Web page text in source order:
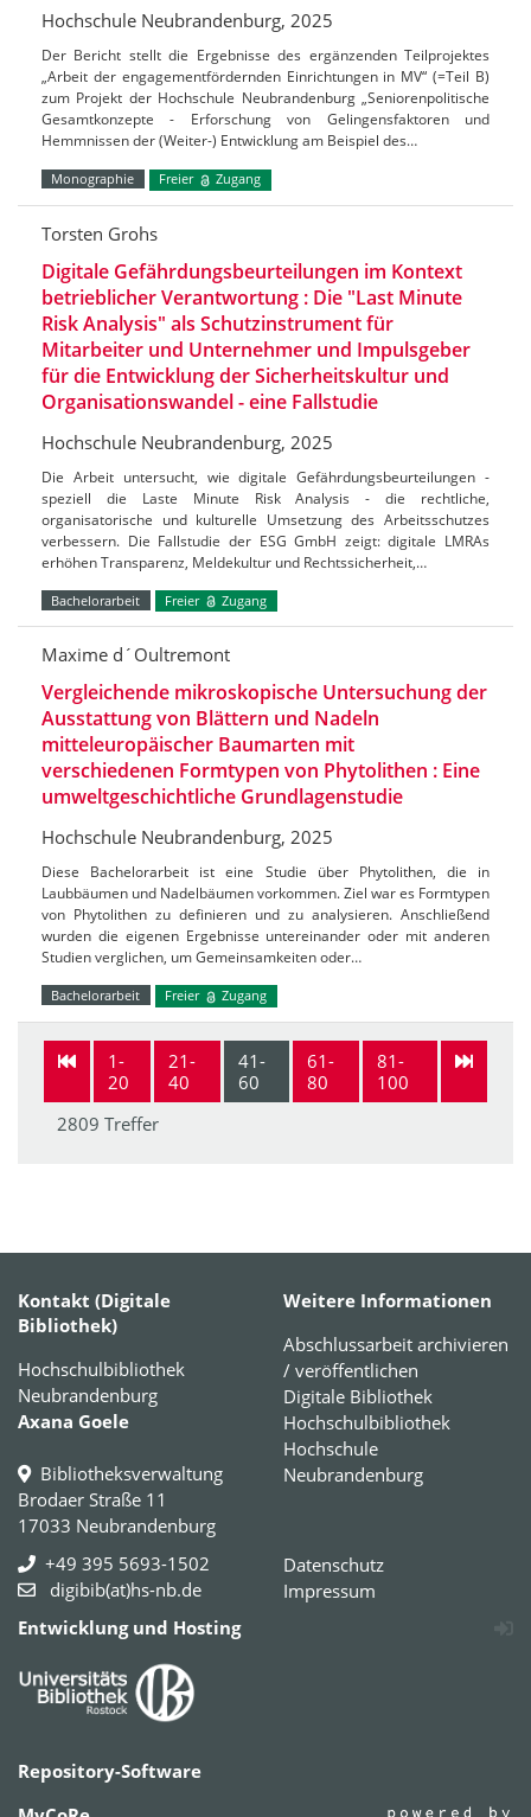
Hochschule Neubrandenburg, 2025
Der Bericht stellt die Ergebnisse des ergänzenden Teilprojektes
„Arbeit der engagementfördernden Einrichtungen in MV“ (=Teil B)
zum Projekt der Hochschule Neubrandenburg „Seniorenpolitische
Gesamtkonzepte - Erforschung von Gelingensfaktoren und
Hemmnissen der (Weiter-) Entwicklung am Beispiel des…
Monographie Freier Zugang
Torsten Grohs
Digitale Gefährdungsbeurteilungen im Kontext
betrieblicher Verantwortung : Die "Last Minute
Risk Analysis" als Schutzinstrument für
Mitarbeiter und Unternehmer und Impulsgeber
für die Entwicklung der Sicherheitskultur und
Organisationswandel - eine Fallstudie
Hochschule Neubrandenburg, 2025
Die Arbeit untersucht, wie digitale Gefährdungsbeurteilungen -
speziell die Laste Minute Risk Analysis - die rechtliche,
organisatorische und kulturelle Umsetzung des Arbeitsschutzes
verbessern. Die Fallstudie der ESG GmbH zeigt: digitale LMRAs
erhöhen Transparenz, Meldekultur und Rechtssicherheit,…
Bachelorarbeit Freier Zugang
Maxime d´Oultremont
Vergleichende mikroskopische Untersuchung der
Ausstattung von Blättern und Nadeln
mitteleuropäischer Baumarten mit
verschiedenen Formtypen von Phytolithen : Eine
umweltgeschichtliche Grundlagenstudie
Hochschule Neubrandenburg, 2025
Diese Bachelorarbeit ist eine Studie über Phytolithen, die in
Laubbäumen und Nadelbäumen vorkommen. Ziel war es Formtypen
von Phytolithen zu definieren und zu analysieren. Anschließend
wurden die eigenen Ergebnisse untereinander oder mit anderen
Studien verglichen, um Gemeinsamkeiten oder…
Bachelorarbeit Freier Zugang
1-
20
21-
40
41-
60
61-
80
81-
100
2809 Treffer
Kontakt (Digitale
Bibliothek)
Hochschulbibliothek
Neubrandenburg
Axana Goele
Bibliotheksverwaltung
Brodaer Straße 11
17033 Neubrandenburg
+49 395 5693-1502
digibib(at)hs-nb.de
Weitere Informationen
Abschlussarbeit archivieren
/ veröffentlichen
Digitale Bibliothek
Hochschulbibliothek
Hochschule
Neubrandenburg
Datenschutz
Impressum
Entwicklung und Hosting
Repository-Software